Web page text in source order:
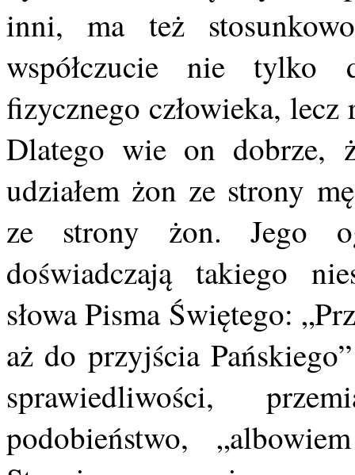
inni, ma też
współczucie nie tylko
fizycznego człowieka,
Dlatego wie on dobrze,
udziałem żon ze strony
ze strony żon. Jego
doświadczają takiego
słowa Pisma Świętego:
aż do przyjścia
sprawiedliwości,
podobieństwo,